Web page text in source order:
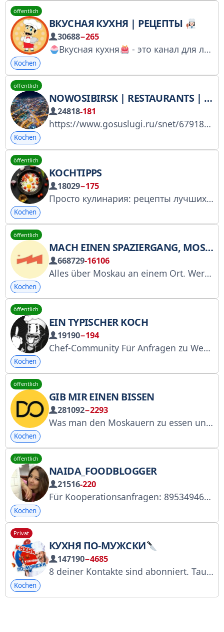
öffentlich
ВКУСНАЯ КУХНЯ | РЕЦЕПТЫ
30688−265
Вкусная кухня - это канал для любителей готовить самое вкусное для своих близких.
Kochen
öffentlich
NOWOSIBIRSK | RESTAURANTS | LOKALE
24818-181
https://www.gosuslugi.ru/snet/67918fdaacea5b74c42353dc Die besten Restaurants der Stadt: Bewertungen, Rezensionen, Veranstaltungen. Für Werbeanfragen: @LisameL_manager
Kochen
öffentlich
KOCHTIPPS
18029−175
Просто кулинария: рецепты лучших кухонь мира!
Kochen
öffentlich
MACH EINEN SPAZIERGANG, MOSKAU
668729-16106
Alles über Moskau an einem Ort. Werbung: @Alivian Link: @moswalker Schickt eure News, Fotos und Videos an unseren Bot: @InboxmskBot Wir arbeiten mit @Tgpodbor_official, @swaymedia und @Spiral_Yuri zusammen. RKN: https://clck.ru/3FUG3e
Kochen
öffentlich
EIN TYPISCHER KOCH
19190−194
Chef-Community Für Anfragen zu Werbung und Kooperationen: @Typicalcookadmin
Kochen
öffentlich
GIB MIR EINEN BISSEN
281092−2293
Was man den Moskauern zu essen und zu trinken geben sollte? Ich probiere es selbst aus und werde euch berichten. Ich esse seit dem 4. Oktober 1992. Werbung: @dauotkysit_ads Kanal auf MAX: https://max.ru/dauotkysit Autor: @alex_tsakunov Kanal ist im RKN-Register eingetragen: https://clck.ru/3F7k4K
Kochen
öffentlich
NAIDA_FOODBLOGGER
21516-220
Für Kooperationsanfragen: 89534946306 Max – https://max.ru/club211318665 VK – https://vk.com/club211318665 https://knd.gov.ru/license?id=675ad49e9d804a279b392f51®istryType=bloggersPermission
Kochen
Privat
КУХНЯ ПО-МУЖСКИ
147190−4685
8 deiner Kontakte sind abonniert. Tauche ein in die Welt der Männerküche. Hier findest du leckere Rezepte, die du ganz einfach zu Hause oder in der Datscha nachkochen kannst. In Zusammenarbeit mit: @torista18 @saulyak
Kochen